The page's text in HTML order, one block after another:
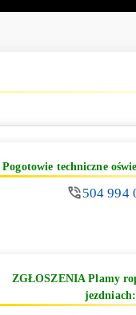
Pogotowie techniczne
504 994
ZGŁOSZENIA Plamy
jezdniach: